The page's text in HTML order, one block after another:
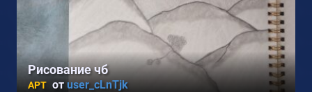
Рисование чб
АРТ от user_cLnTjk